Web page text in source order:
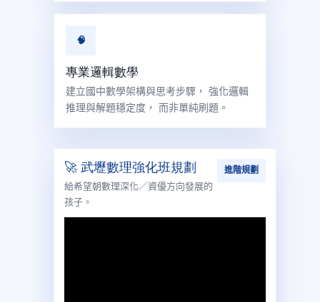
🧠
專業邏輯數學
建立國中數學架構與思考步驟， 強化邏輯
推理與解題穩定度， 而非單純刷題。
🚀 武壢數理強化班規劃
給希望朝數理深化／資優方向發展的
孩子。
進階規劃